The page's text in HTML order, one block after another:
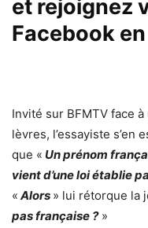
et rejoignez
Facebook
Invité sur BFMTV face
lèvres, l’essayiste
que « Un prénom
vient d’une loi établie
« Alors » lui rétorque la
pas française ? »